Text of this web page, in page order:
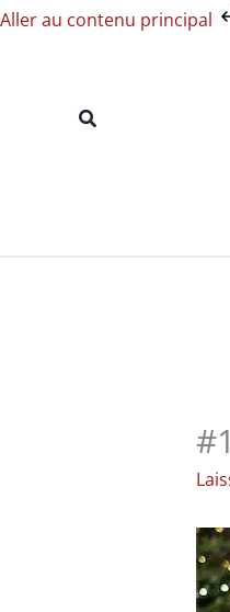
Aller au contenu principal
Aller
Rechercher